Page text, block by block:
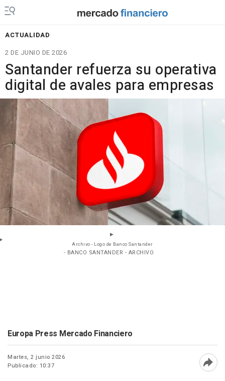
ACTUALIDAD
2 DE JUNIO DE 2026
Santander refuerza su operativa
digital de avales para empresas
Archivo - Logo de Banco Santander
- BANCO SANTANDER - ARCHIVO
Europa Press Mercado Financiero
Martes, 2 junio 2026
Publicado: 10:37